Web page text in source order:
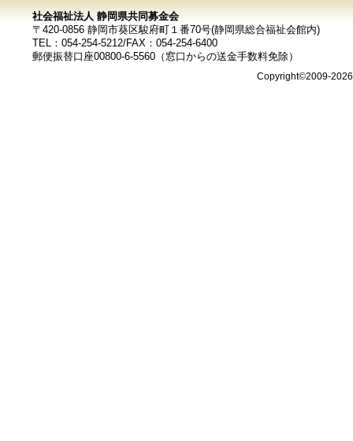
社会福祉法人 静岡県共同募金会
〒420-0856 静岡市葵区駿府町１番70号(静岡県総合福祉会館内)
TEL：054-254-5212/FAX：054-254-6400
郵便振替口座00800-6-5560（窓口からの送金手数料免除）
Copyright©2009-